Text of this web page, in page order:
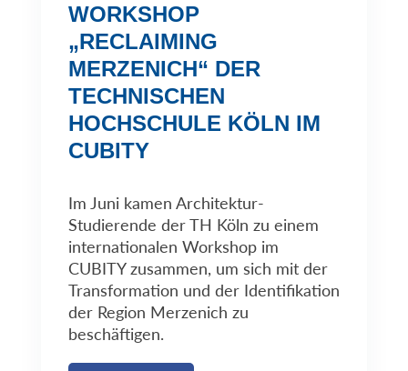
WORKSHOP
„RECLAIMING
MERZENICH“ DER
TECHNISCHEN
HOCHSCHULE KÖLN IM
CUBITY
Im Juni kamen Architektur-
Studierende der TH Köln zu einem
internationalen Workshop im
CUBITY zusammen, um sich mit der
Transformation und der Identifikation
der Region Merzenich zu
beschäftigen.